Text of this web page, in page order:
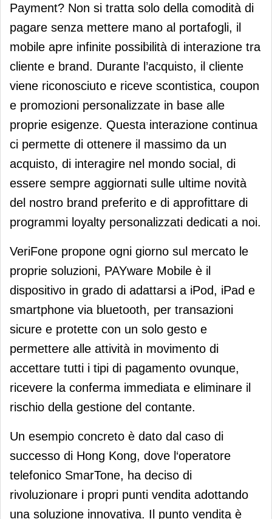
Payment? Non si tratta solo della comodità di
pagare senza mettere mano al portafogli, il
mobile apre infinite possibilità di interazione tra
cliente e brand. Durante l’acquisto, il cliente
viene riconosciuto e riceve scontistica, coupon
e promozioni personalizzate in base alle
proprie esigenze. Questa interazione continua
ci permette di ottenere il massimo da un
acquisto, di interagire nel mondo social, di
essere sempre aggiornati sulle ultime novità
del nostro brand preferito e di approfittare di
programmi loyalty personalizzati dedicati a noi.
VeriFone propone ogni giorno sul mercato le
proprie soluzioni, PAYware Mobile è il
dispositivo in grado di adattarsi a iPod, iPad e
smartphone via bluetooth, per transazioni
sicure e protette con un solo gesto e
permettere alle attività in movimento di
accettare tutti i tipi di pagamento ovunque,
ricevere la conferma immediata e eliminare il
rischio della gestione del contante.
Un esempio concreto è dato dal caso di
successo di Hong Kong, dove l‘operatore
telefonico SmarTone, ha deciso di
rivoluzionare i propri punti vendita adottando
una soluzione innovativa. Il punto vendita è